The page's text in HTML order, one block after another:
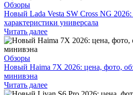
Обзоры
Новый Lada Vesta SW Cross NG 2026:
характеристики универсала
Читать далее
Обзоры
Новый Haima 7X 2026: цена, фото,
минивэна
Читать далее